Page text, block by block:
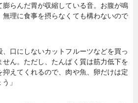
膨らんだ胃が収縮している音。お腹が鳴
無理に食事を摂らなくても構わないので
口にしないカットフルーツなどを買っ
ん。ただし、たんぱく質は筋力低下を
えてくれるので、肉や魚、卵だけは定
」